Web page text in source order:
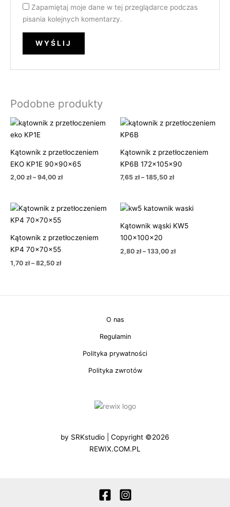
Zapamiętaj moje dane w tej przeglądarce podczas
pisania kolejnych komentarzy.
Podobne produkty
Kątownik z przetłoczeniem
EKO KP1E 90x90x65
2,00 zł – 94,00 zł
Zakres
cen:
do
94,00 zł
Kątownik z przetłoczeniem
KP6B 172x105x90
7,65 zł – 185,50 zł
Zakres
cen:
do
185,50 zł
Kątownik z przetłoczeniem
KP4 70x70x55
1,70 zł – 82,50 zł
Zakres
od
do
Kątownik wąski KW5
100x100x20
2,80 zł – 133,00 zł
Zakres
od
2,80 zł
O nas
Regulamin
Polityka prywatności
Polityka zwrotów
by SRKstudio | Copyright ©2026
REWIX.COM.PL